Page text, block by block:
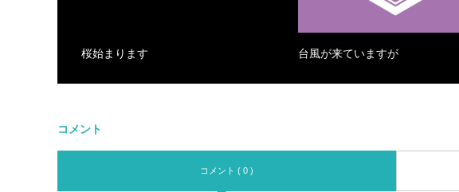
桜始まります 台風が来ていますが
コメント
コメント ( 0 )